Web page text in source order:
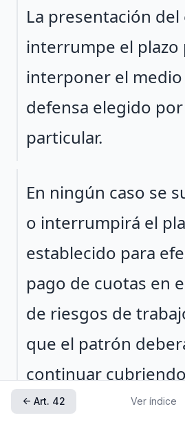
Párrafo 1
La presentación
interrumpe el plazo
interponer el
defensa elegido
particular.
Párrafo 2
En ningún caso se
o interrumpirá el
establecido para
pago de cuotas en
de riesgos de
que el patrón
continuar
cuotas
← Art. 42 Ver índice